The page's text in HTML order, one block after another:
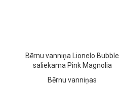
Bērnu vanniņa Lionelo Bubble
saliekama Pink Magnolia
Bērnu vanniņas